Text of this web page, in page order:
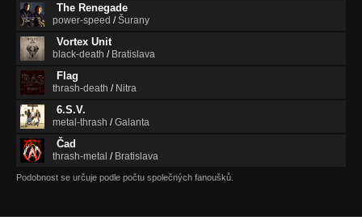
The Renegade
power-speed /Šurany
Vortex Unit
black-death / Bratislava
Flag
thrash-death / Nitra
6.S.V.
metal-thrash /Galanta
Čad
thrash-metal / Bratislava
Podobnost se určuje podle počtu společných fanoušků.